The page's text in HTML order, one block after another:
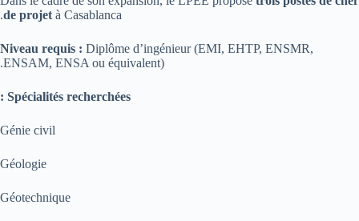
de projet à Casablanca.
Niveau requis : Diplôme d’ingénieur (EMI, EHTP, ENSMR,
ENSAM, ENSA ou équivalent).
Spécialités recherchées :
Génie civil
Géologie
Géotechnique